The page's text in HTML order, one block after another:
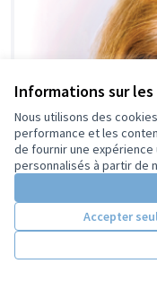
Informations sur
Nous utilisons des
performance et les
de fournir une
personnalisés à partir de
Accepter